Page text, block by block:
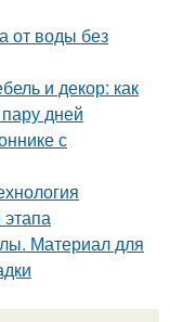
от воды без
и декор: как
дней
с
этапа
Материал для